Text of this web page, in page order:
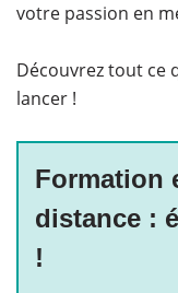
votre passion en
Découvrez tout ce
lancer !
Formation
distance :
!